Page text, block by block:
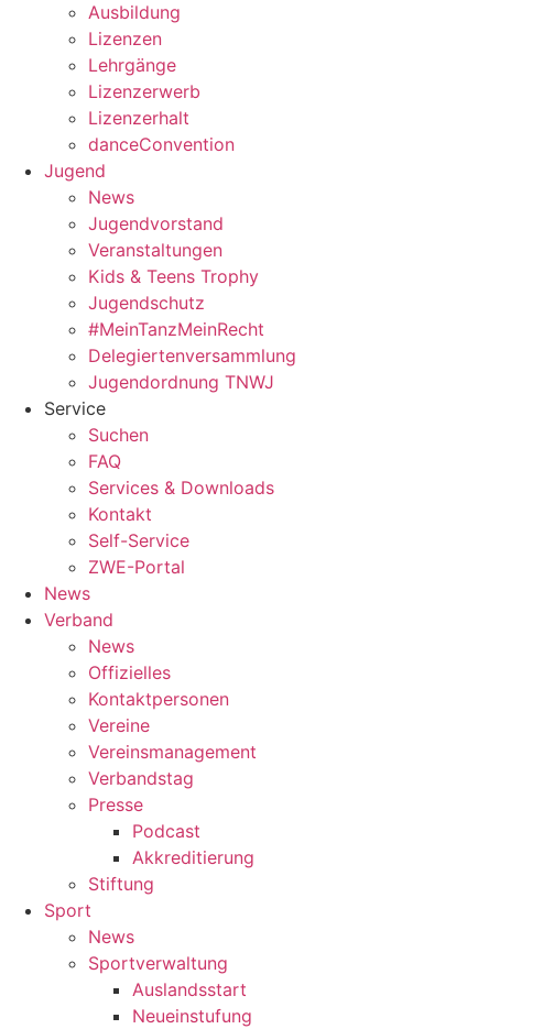
Ausbildung
Lizenzen
Lehrgänge
Lizenzerwerb
Lizenzerhalt
danceConvention
Jugend
News
Jugendvorstand
Veranstaltungen
Kids & Teens Trophy
Jugendschutz
#MeinTanzMeinRecht
Delegiertenversammlung
Jugendordnung TNWJ
Service
Suchen
FAQ
Services & Downloads
Kontakt
Self-Service
ZWE-Portal
News
Verband
News
Offizielles
Kontaktpersonen
Vereine
Vereinsmanagement
Verbandstag
Presse
Podcast
Akkreditierung
Stiftung
Sport
News
Sportverwaltung
Auslandsstart
Neueinstufung